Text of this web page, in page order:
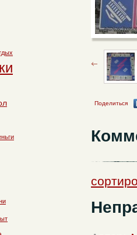
Поделиться